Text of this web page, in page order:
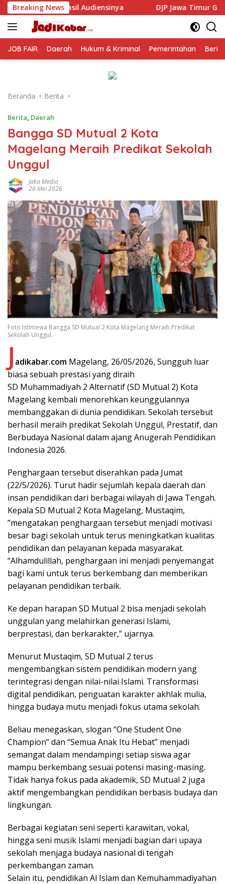
Langsung
ke
konten
Breaking NewsDJP Jawa Timur Gandeng GP Ansor Tingkatkan
JOB FAIR Daerah Hukum & Kriminal Pemerintahan
Beranda Berita
Berita, Daerah
Bangga SD Mutual 2 Kota
Magelang Meraih Predikat Sekolah
Unggul
Jaka Media
26 Mei 2026
Foto Istimewa Bangga SD Mutual 2 Kota Magelang Meraih Predikat
Sekolah Unggul.
J adikabar.com Magelang, 26/05/2026, Sungguh luar
biasa sebuah prestasi yang diraih
SD Muhammadiyah 2 Alternatif (SD Mutual 2) Kota
Magelang kembali menorehkan keunggulannya
membanggakan di dunia pendidikan. Sekolah tersebut
berhasil meraih predikat Sekolah Unggul, Prestatif, dan
Berbudaya Nasional dalam ajang Anugerah Pendidikan
Indonesia 2026.
Penghargaan tersebut diserahkan pada Jumat
(22/5/2026). Turut hadir sejumlah kepala daerah dan
insan pendidikan dari berbagai wilayah di Jawa Tengah.
Kepala SD Mutual 2 Kota Magelang, Mustaqim,
”mengatakan penghargaan tersebut menjadi motivasi
besar bagi sekolah untuk terus meningkatkan kualitas
pendidikan dan pelayanan kepada masyarakat.
“Alhamdulillah, penghargaan ini menjadi penyemangat
bagi kami untuk terus berkembang dan memberikan
pelayanan pendidikan terbaik.
Ke depan harapan SD Mutual 2 bisa menjadi sekolah
unggulan yang melahirkan generasi Islami,
berprestasi, dan berkarakter,” ujarnya.
Menurut Mustaqim, SD Mutual 2 terus
mengembangkan sistem pendidikan modern yang
terintegrasi dengan nilai-nilai Islami. Transformasi
digital pendidikan, penguatan karakter akhlak mulia,
hingga budaya mutu menjadi fokus utama sekolah.
Beliau menegaskan, slogan “One Student One
Champion” dan “Semua Anak Itu Hebat” menjadi
semangat dalam mendampingi setiap siswa agar
mampu berkembang sesuai potensi masing-masing.
Tidak hanya fokus pada akademik, SD Mutual 2 juga
aktif mengembangkan pendidikan berbasis budaya dan
lingkungan.
Berbagai kegiatan seni seperti karawitan, vokal,
hingga seni musik Islami menjadi bagian dari upaya
sekolah menjaga budaya nasional di tengah
perkembangan zaman.
Selain itu, pendidikan Al Islam dan Kemuhammadiyahan